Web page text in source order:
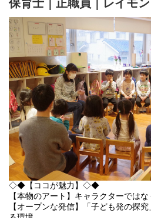
・人の役に立つ仕事にやりがいを感じ
現在は全員子育て中のママです！
小さな子どもがいても、勤務や休みを
正社員復帰はまだ難しいと思ってい
が好きな方にはとても働きやすい業務
(変更の範囲）法人の定める業務
保育士｜正職員｜レイモ
◇◆【ココが魅力】◇◆
【本物のアート】キャラクターでは
【オープンな発信】「子ども発の探
る環境